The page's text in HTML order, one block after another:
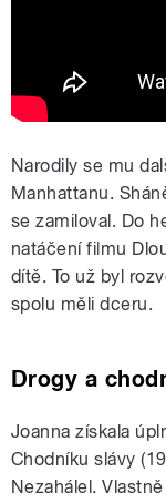
Narodily se mu
Manhattanu.
se zamiloval. Do
natáčení filmu
dítě. To už byl
spolu měli dceru.
Drogy a
Joanna získala
Chodníku slávy
Nezahálel.